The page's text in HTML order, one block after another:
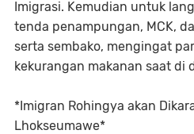
Imigrasi. Kemudian untuk
tenda penampungan, MCK,
serta sembako, mengingat
kekurangan makanan saat di
*Imigran Rohingya akan
Lhokseumawe*